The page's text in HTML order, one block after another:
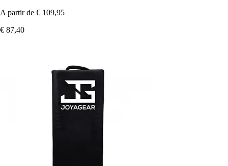
A partir de € 109,95
€ 87,40